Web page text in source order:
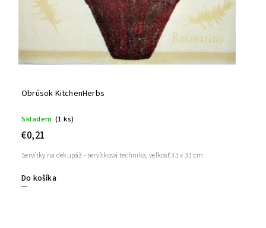
Obrúsok KitchenHerbs
Skladem (1 ks)
€0,21
Do košíka
Servítky na dekupáž - servítková technika, veľkosť 33 x 33 cm